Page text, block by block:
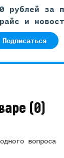
рублей за
и
Подписаться
(0)
вопроса